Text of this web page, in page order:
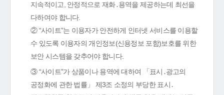
지속적이고, 안정적으로 재화․용역을 제공하는데 최선을
다하여야 합니다.
② “사이트”는 이용자가 안전하게 인터넷 서비스를 이용할
수 있도록 이용자의 개인정보(신용정보 포함)보호를 위한
보안 시스템을 갖추어야 합니다.
③ “사이트”가 상품이나 용역에 대하여 「표시․광고의
공정화에 관한 법률」 제3조 소정의 부당한 표시․